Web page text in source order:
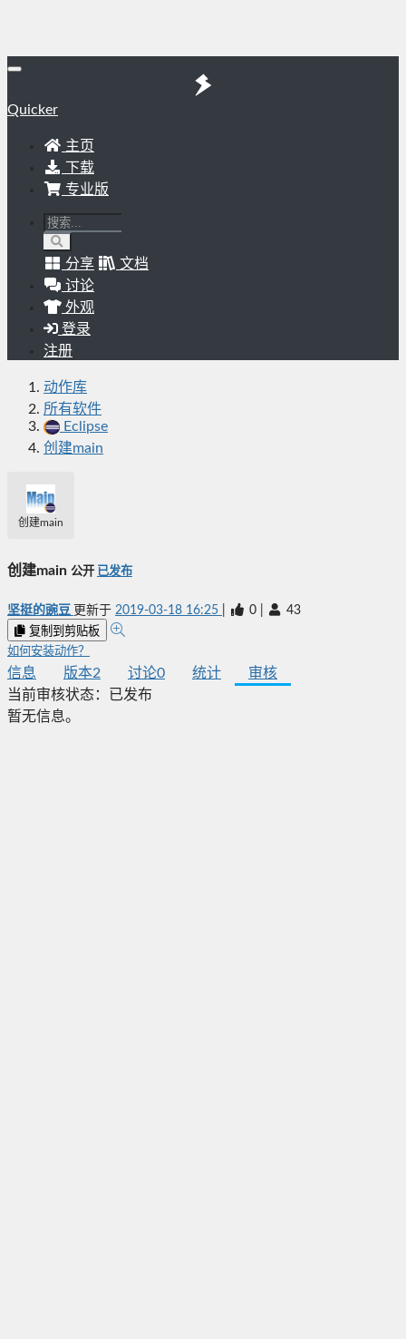
Quicker
主页
下载
专业版
分享
文档
讨论
外观
登录
注册
动作库
所有软件
Eclipse
创建main
创建main
创建main 公开 已发布
坚挺的豌豆 更新于 2019-03-18 16:25 0 43
复制到剪贴板
如何安装动作？
信息 版本2 讨论0 统计
审核
当前审核状态：
已发布
暂无信息。